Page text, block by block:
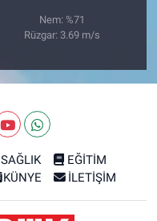
Nem: %71
Rüzgar: 3.69 m/s
SAĞLIK
EĞİTİM
KÜNYE İLETİŞİM